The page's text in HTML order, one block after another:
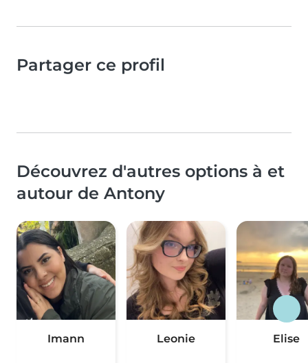
Partager ce profil
Découvrez d'autres options à et
autour de Antony
Imann Leonie Elise